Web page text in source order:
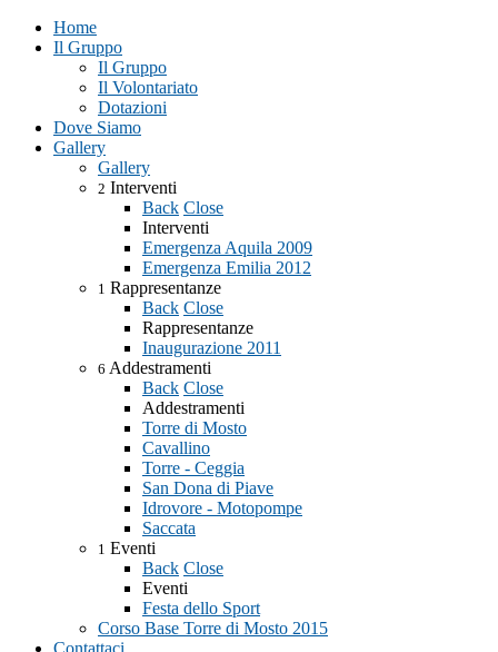
Home
Il Gruppo
Il Gruppo
Il Volontariato
Dotazioni
Dove Siamo
Gallery
Gallery
2 Interventi
Back Close
Interventi
Emergenza Aquila 2009
Emergenza Emilia 2012
1 Rappresentanze
Back Close
Rappresentanze
Inaugurazione 2011
6 Addestramenti
Back Close
Addestramenti
Torre di Mosto
Cavallino
Torre - Ceggia
San Dona di Piave
Idrovore - Motopompe
Saccata
1 Eventi
Back Close
Eventi
Festa dello Sport
Corso Base Torre di Mosto 2015
Contattaci